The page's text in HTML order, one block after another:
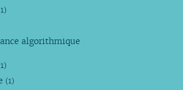
algorithmique
(1)